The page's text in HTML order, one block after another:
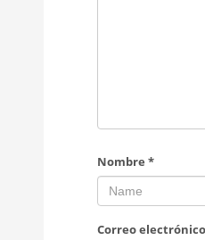
Nombre *
Correo electrónico